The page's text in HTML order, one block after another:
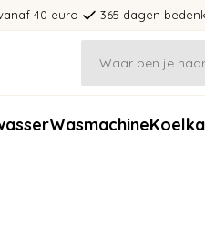
40 euro 365 dagen
Wasmachine